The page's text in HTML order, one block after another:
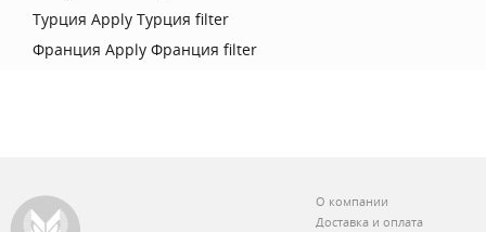
Турция Apply Турция filter
Франция Apply Франция filter
О компании
Доставка и оплата